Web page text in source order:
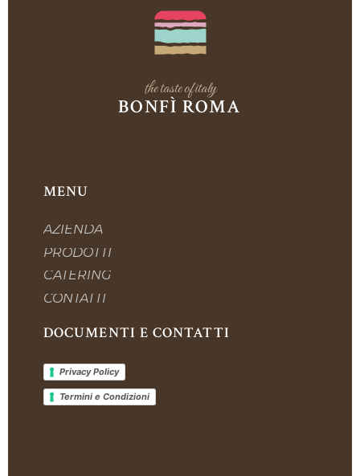
the taste of italy
BONFÌ ROMA
MENU
AZIENDA
PRODOTTI
CATERING
CONTATTI
DOCUMENTI E CONTATTI
Privacy Policy
Termini e Condizioni